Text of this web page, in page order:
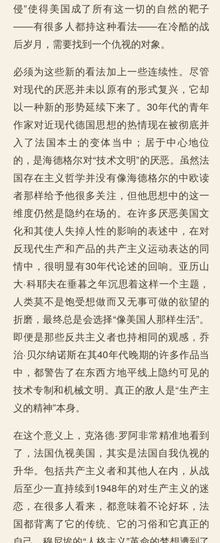
侵”使得美国成了所有这一切的自然的靶子
——有很多人都持这种看法——在冷酷的战
后岁月，需要找到一个仇视的对象。
必须为这些新的看法加上一些连续性。尽管
对现代的厌恶并未以原有的形式复兴，它却
以一种新的形势延续下来了。30年代的青年
作家对近现代德国思想的热情现在被彻底并
入了法国本土的变体当中；居于中心地位
的，是海德格尔对“技术文明”的厌恶。虽然法
国存在主义哲学并没有像海德格尔的中欧读
者那样给予他很多关注，但他思想中的这一
维度仍然是隐约在场的。在许多厌恶美国文
化和其使人失掉人性的影响的表述中，在对
反现代生产和产品的共产主义运动表达的同
情中，很明显有30年代论述的回响。亚历山
大·科耶夫在垂暮之年沉思着这样一个主题，
人类莫不是饱受想做而又无事可做的欲望的
折磨，最终总是会选择“像美国人那样生活”。
即便是那些反共主义者也持相同的观感，乔
治·贝尔纳诺斯在其40年代晚期的许多作品当
中，都警告了在东西方地平线上隐约可见的
技术专制和机械文明。真正的敌人是“生产主
义的精神”本身。
在这个意义上，克洛德·罗阿非常精准地看到
了，法国仇视美国，其实是法国自我仇视的
升华。包括共产主义者和其他人在内，从战
后至少一直持续到1948年的对生产主义的迷
恋，在很多人看来，都意味着不论好坏，法
国都背离了它的传统、它的习俗和它真正的